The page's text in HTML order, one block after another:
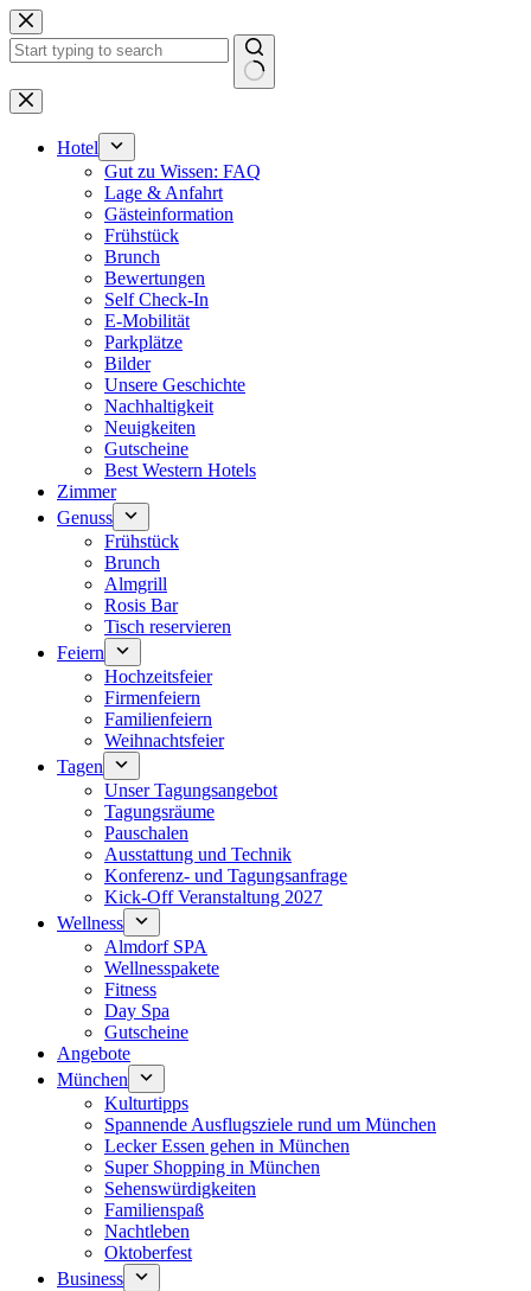
Zum
Inhalt
springen
Keine
Ergebnisse
Hotel
Gut zu Wissen: FAQ
Lage & Anfahrt
Gästeinformation
Frühstück
Brunch
Bewertungen
Self Check-In
E-Mobilität
Parkplätze
Bilder
Unsere Geschichte
Nachhaltigkeit
Neuigkeiten
Gutscheine
Best Western Hotels
Zimmer
Genuss
Frühstück
Brunch
Almgrill
Rosis Bar
Tisch reservieren
Feiern
Hochzeitsfeier
Firmenfeiern
Familienfeiern
Weihnachtsfeier
Tagen
Unser Tagungsangebot
Tagungsräume
Pauschalen
Ausstattung und Technik
Konferenz- und Tagungsanfrage
Kick-Off Veranstaltung 2027
Wellness
Almdorf SPA
Wellnesspakete
Fitness
Day Spa
Gutscheine
Angebote
München
Kulturtipps
Spannende Ausflugsziele rund um München
Lecker Essen gehen in München
Super Shopping in München
Sehenswürdigkeiten
Familienspaß
Nachtleben
Oktoberfest
Business